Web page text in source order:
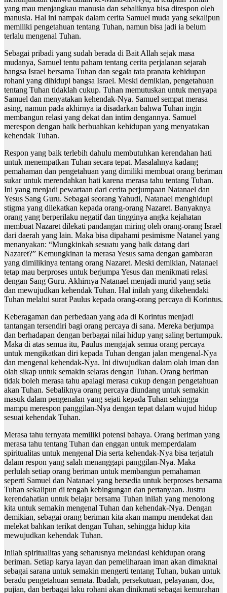
yang mau menjangkau manusia dan sebaliknya bisa direspon oleh
manusia. Hal ini nampak dalam cerita Samuel muda yang sekalipun
memiliki pengetahuan tentang Tuhan, namun bisa jadi ia belum
terlalu mengenal Tuhan.
Sebagai pribadi yang sudah berada di Bait Allah sejak masa
mudanya, Samuel tentu paham tentang cerita perjalanan sejarah
bangsa Israel bersama Tuhan dan segala tata pranata kehidupan
rohani yang dihidupi bangsa Israel. Meski demikian, pengetahuan
tentang Tuhan tidaklah cukup. Tuhan memutuskan untuk menyapa
Samuel dan menyatakan kehendak-Nya. Samuel sempat merasa
asing, namun pada akhirnya ia disadarkan bahwa Tuhan ingin
membangun relasi yang dekat dan intim dengannya. Samuel
merespon dengan baik berbuahkan kehidupan yang menyatakan
kehendak Tuhan.
Respon yang baik terlebih dahulu membutuhkan kerendahan hati
untuk menempatkan Tuhan secara tepat. Masalahnya kadang
pemahaman dan pengetahuan yang dimiliki membuat orang beriman
sukar untuk merendahkan hati karena merasa tahu tentang Tuhan.
Ini yang menjadi pewartaan dari cerita perjumpaan Natanael dan
Yesus Sang Guru. Sebagai seorang Yahudi, Natanael menghidupi
stigma yang dilekatkan kepada orang-orang Nazaret. Banyaknya
orang yang berperilaku negatif dan tingginya angka kejahatan
membuat Nazaret dilekati pandangan miring oleh orang-orang Israel
dari daerah yang lain. Maka bisa dipahami pesimisme Natanel yang
menanyakan: “Mungkinkah sesuatu yang baik datang dari
Nazaret?” Kemungkinan ia merasa Yesus sama dengan gambaran
yang dimilikinya tentang orang Nazaret. Meski demikian, Natanael
tetap mau berproses untuk berjumpa Yesus dan menikmati relasi
dengan Sang Guru. Akhirnya Natanael menjadi murid yang setia
dan mewujudkan kehendak Tuhan. Hal inilah yang dikehendaki
Tuhan melalui surat Paulus kepada orang-orang percaya di Korintus.
Keberagaman dan perbedaan yang ada di Korintus menjadi
tantangan tersendiri bagi orang percaya di sana. Mereka berjumpa
dan berhadapan dengan berbagai nilai hidup yang saling bertumpuk.
Maka di atas semua itu, Paulus mengajak semua orang percaya
untuk mengikatkan diri kepada Tuhan dengan jalan mengenal-Nya
dan mengenal kehendak-Nya. Ini diwujudkan dalam olah iman dan
olah sikap untuk semakin selaras dengan Tuhan. Orang beriman
tidak boleh merasa tahu apalagi merasa cukup dengan pengetahuan
akan Tuhan. Sebaliknya orang percaya diundang untuk semakin
masuk dalam pengenalan yang sejati kepada Tuhan sehingga
mampu merespon panggilan-Nya dengan tepat dalam wujud hidup
sesuai kehendak Tuhan.
Merasa tahu ternyata memiliki potensi bahaya. Orang beriman yang
merasa tahu tentang Tuhan dan enggan untuk memperdalam
spiritualitas untuk mengenal Dia serta kehendak-Nya bisa terjatuh
dalam respon yang salah menanggapi panggilan-Nya. Maka
perlulah setiap orang beriman untuk membangun pemahaman
seperti Samuel dan Natanael yang bersedia untuk berproses bersama
Tuhan sekalipun di tengah kebingungan dan pertanyaan. Justru
kerendahatian untuk belajar bersama Tuhan inilah yang menolong
kita untuk semakin mengenal Tuhan dan kehendak-Nya. Dengan
demikian, sebagai orang beriman kita akan mampu mendekat dan
melekat bahkan terikat dengan Tuhan, sehingga hidup kita
mewujudkan kehendak Tuhan.
Inilah spiritualitas yang seharusnya melandasi kehidupan orang
beriman. Setiap karya layan dan pemeliharaan iman akan dimaknai
sebagai sarana untuk semakin mengerti tentang Tuhan, bukan untuk
beradu pengetahuan semata. Ibadah, persekutuan, pelayanan, doa,
pujian, dan berbagai laku rohani akan dinikmati sebagai kemurahan